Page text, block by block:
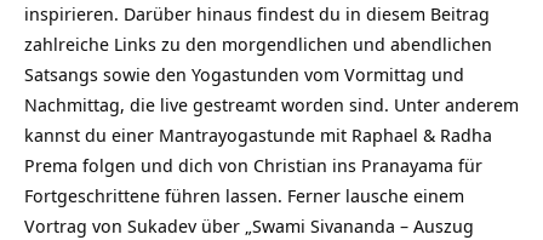
inspirieren. Darüber hinaus findest du in diesem Beitrag
zahlreiche Links zu den morgendlichen und abendlichen
Satsangs sowie den Yogastunden vom Vormittag und
Nachmittag, die live gestreamt worden sind. Unter anderem
kannst du einer Mantrayogastunde mit Raphael & Radha
Prema folgen und dich von Christian ins Pranayama für
Fortgeschrittene führen lassen. Ferner lausche einem
Vortrag von Sukadev über „Swami Sivananda – Auszug